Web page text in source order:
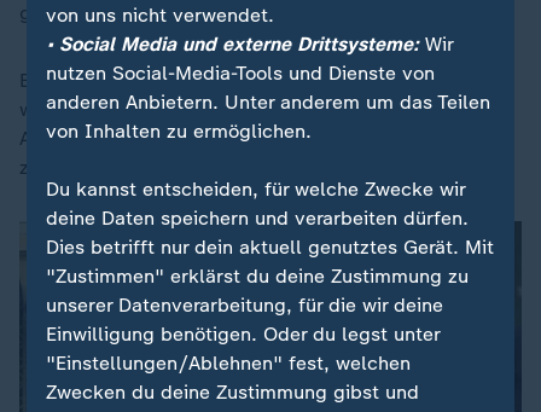
gute Chance, diesmal zu gewinnen.
Ein Prozess gegen sie und 24 weitere Angeklagte
wegen der Veruntreuung von EU-Geldern könnte diese
Aussichten im Fall einer Verurteilung jedoch vorzeitig
zunichte machen.
von uns nicht verwendet.
• Social Media und externe Drittsysteme:Wir
nutzen Social-Media-Tools und Dienste von
anderen Anbietern. Unter anderem um das Teilen
von Inhalten zu ermöglichen.
Du kannst entscheiden, für welche Zwecke wir
deine Daten speichern und verarbeiten dürfen.
Dies betrifft nur dein aktuell genutztes Gerät. Mit
"Zustimmen" erklärst du deine Zustimmung zu
unserer Datenverarbeitung, für die wir deine
Einwilligung benötigen. Oder du legst unter
"Einstellungen/Ablehnen" fest, welchen
Zwecken du deine Zustimmung gibst und